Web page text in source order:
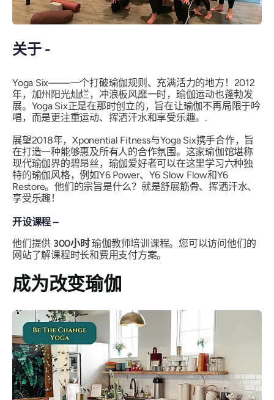
关于 -
Yoga Six——一个打破瑜伽规则、充满活力的地方！2012
年，加州阳光灿烂，冲浪板风靡一时，瑜伽运动也蓬勃发
展。Yoga Six正是在那时创立的，旨在让瑜伽不再局限于吟
唱，而是更注重运动、挥洒汗水和享受乐趣。.
展望2018年，Xponential Fitness与Yoga Six携手合作，旨
在打造一种能够惠及所有人的合作氛围。这家瑜伽馆堪称
现代瑜伽界的碧昂丝，瑜伽爱好者可以在这里学习六种独
特的瑜伽风格，例如Y6 Power、Y6 Slow Flow和Y6
Restore。他们的宗旨是什么？就是舒展筋骨、挥洒汗水、
享受乐趣！
开设课程 –
他们提供 300小时瑜伽教师培训课程。您可以访问他们的
网站了解课程时长和费用支付方案。
成为改变瑜伽